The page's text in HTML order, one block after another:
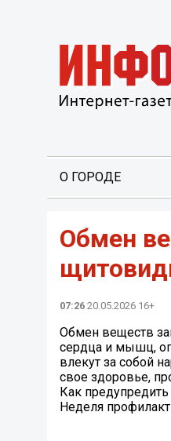
О ГОРОДЕ
Обмен
07:26 20.05.2026 16+
Обмен веществ
сердца и мышц,
влекут за собой
свое здоровье,
Как предупредить
Неделя